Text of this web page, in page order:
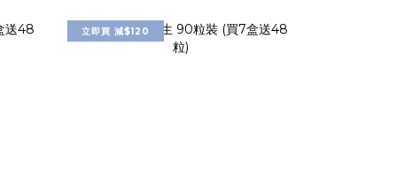
立即買 減$120